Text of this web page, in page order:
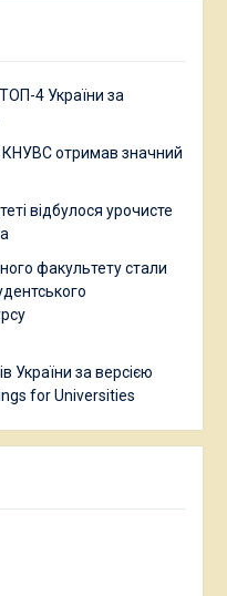
4 України за
отримав значний
відбулося урочисте
факультету стали
України за версією
for Universities